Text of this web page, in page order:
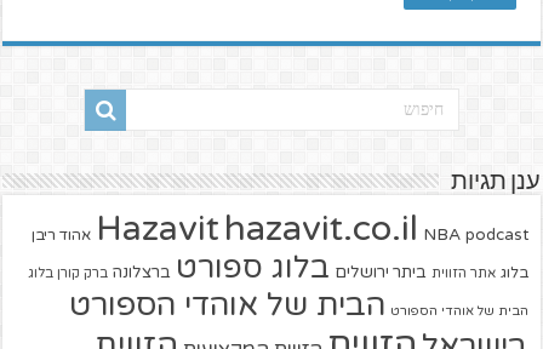
ענן תגיות
Hazavit hazavit.co.il NBA podcast אהוד ריבן
בלוג אתר הזווית ביתר ירושלים בלוג ספורט ברצלונה ברק קורן בלוג
הבית של אוהדי הספורט הבית של אוהדי הספורט